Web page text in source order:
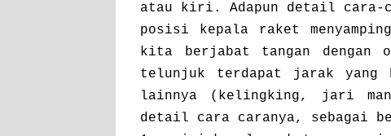
atau kiri. Adapun detail cara-
posisi kepala raket
kita berjabat tangan
telunjuk terdapat jarak yang
lainnya (kelingking, jari
detail cara caranya, sebagai